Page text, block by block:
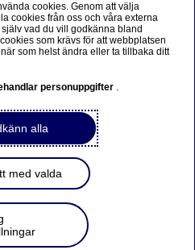
på dansk
en relateret side på dansk
AI och mod –
under Prins
cookies. Genom att välja
cookies från oss och våra externa
vad du vill godkänna bland
som krävs för att webbplatsen
som helst ändra eller ta tillbaka ditt
personuppgifter .
alla
med valda